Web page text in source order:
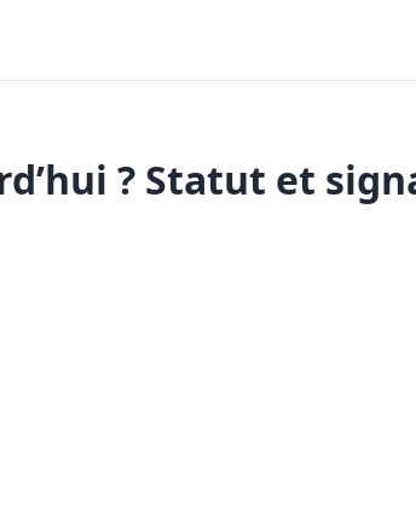
? Statut et